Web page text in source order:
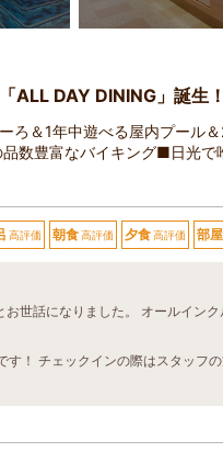
ALL DAY DINING」誕生！
ろ＆1年中遊べる屋内プール
数豊富なバイキング■日光で
高評価 朝食高評価 夕食高評価 部屋